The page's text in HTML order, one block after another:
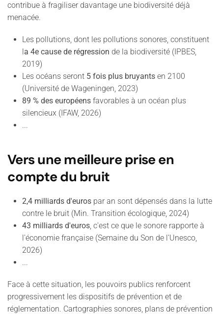
contribue à fragiliser davantage une biodiversité déjà
menacée.
Les pollutions, dont les pollutions sonores, constituent
la 4e cause de régression de la biodiversité (IPBES,
2019)
Les océans seront 5 fois plus bruyants en 2100
(Université de Wageningen, 2023)
89 % des européens favorables à un océan plus
silencieux (IFAW, 2026)
...
Vers une meilleure prise en
compte du bruit
2,4 milliards d'euros par an sont dépensés dans la lutte
contre le bruit (Min. Transition écologique, 2024)
43 milliards d'euros, c'est ce que le sonore rapporte à
l'économie française (Semaine du Son de l'Unesco,
2026)
...
Face à cette situation, les pouvoirs publics renforcent
progressivement les dispositifs de prévention et de
réglementation. Cartographies sonores, plans de prévention